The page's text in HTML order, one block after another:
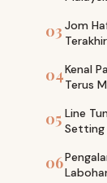
03 Jom
04Kenal
Terus
05 Line
Setting
06